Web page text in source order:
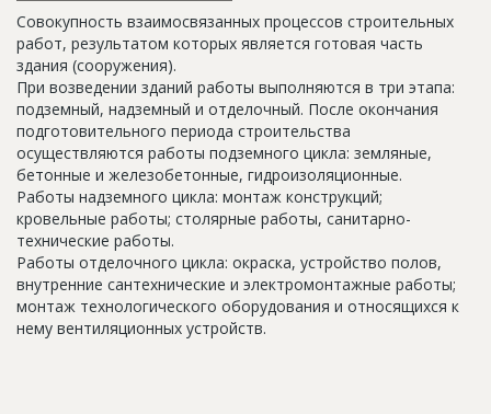
Совокупность взаимосвязанных процессов строительных
работ, результатом которых является готовая часть
здания (сооружения).
При возведении зданий работы выполняются в три этапа:
подземный, надземный и отделочный. После окончания
подготовительного периода строительства
осуществляются работы подземного цикла: земляные,
бетонные и железобетонные, гидроизоляционные.
Работы надземного цикла: монтаж конструкций;
кровельные работы; столярные работы, санитарно-
технические работы.
Работы отделочного цикла: окраска, устройство полов,
внутренние сантехнические и электромонтажные работы;
монтаж технологического оборудования и относящихся к
нему вентиляционных устройств.